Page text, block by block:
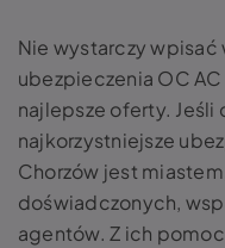
Nie wystarczy wpisać
ubezpieczenia OC
najlepsze oferty. Jeśli
najkorzystniejsze
Chorzów jest
doświadczonych,
agentów. Z ich